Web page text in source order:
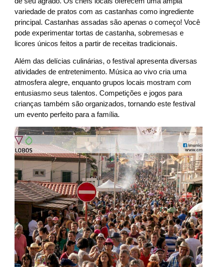
variedade de pratos com as castanhas como ingrediente
principal. Castanhas assadas são apenas o começo! Você
pode experimentar tortas de castanha, sobremesas e
licores únicos feitos a partir de receitas tradicionais.
Além das delícias culinárias, o festival apresenta diversas
atividades de entretenimento. Música ao vivo cria uma
atmosfera alegre, enquanto grupos locais mostram com
entusiasmo seus talentos. Competições e jogos para
crianças também são organizados, tornando este festival
um evento perfeito para a família.